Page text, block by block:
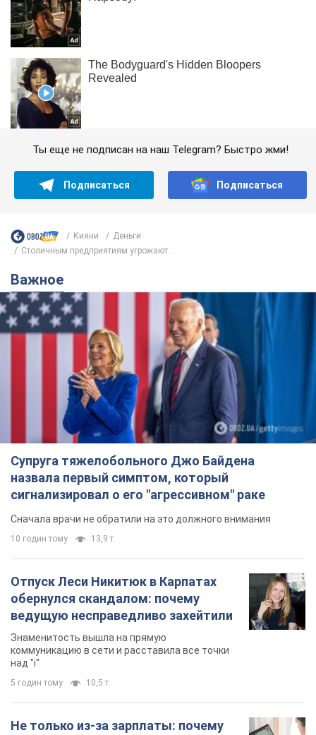
Ты еще не подписан на наш Telegram? Быстро жми!
Подписаться Подписаться
Кияни
Деньги
Столичным предприятиям угрожают...
Важное
Супруга тяжелобольного Джо Байдена
назвала первый симптом, который
сигнализировал о его "агрессивном" раке
Сначала врачи не обратили на это должного внимания
10 годин тому 13,9 т.
Отпуск Леси Никитюк в Карпатах
обернулся скандалом: почему
ведущую несправедливо захейтили
Знаменитость вышла на прямую
коммуникацию в сети и расставила все точки
над "i"
5 годин тому 10,5 т.
Не только из-за зарплаты: почему